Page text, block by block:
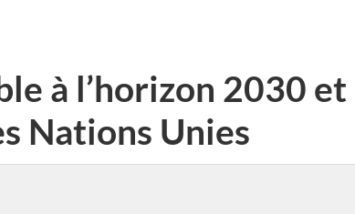
à l’horizon 2030 et
Nations Unies